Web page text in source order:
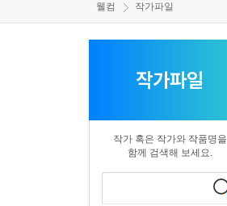
웰컴 작가파일
작가파일
작가 혹은 작가와 작품명을
함께 검색해 보세요.